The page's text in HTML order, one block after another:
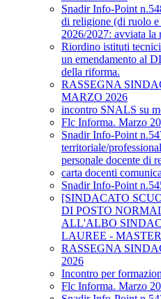
Snadir Info-Point
di religione (di ruolo
2026/2027: avviata la
Riordino istituti
un emendamento al
della riforma.
RASSEGNA
MARZO 2026
incontro SNALS su
Flc Informa. Marzo
Snadir Info-Point
territoriale/
personale docente di
carta docenti
Snadir Info-Point
[SINDACATO
DI POSTO
ALL'ALBO
LAUREE -
RASSEGNA
2026
Incontro per
Flc Informa. Marzo